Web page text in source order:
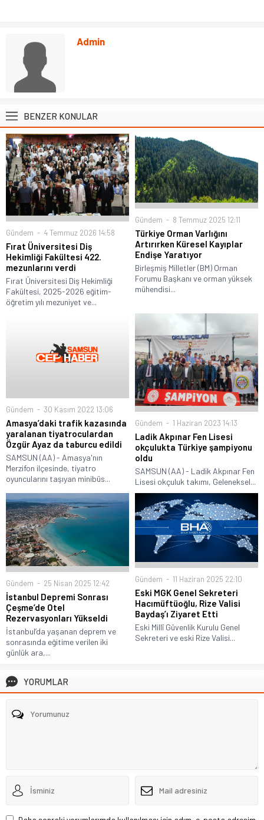
Admin
BENZER KONULAR
Gündem 4 Temmuz 2026 14:58
Fırat Üniversitesi Diş
Hekimliği Fakültesi 422.
mezunlarını verdi
Fırat Üniversitesi Diş Hekimliği
Fakültesi, 2025-2026 eğitim-
öğretim yılı mezuniyet ve...
Gündem 8 Temmuz 2025 12:11
Türkiye Orman Varlığını
Artırırken Küresel Kayıplar
Endişe Yaratıyor
Birleşmiş Milletler (BM) Orman
Forumu Başkanı ve orman yüksek
mühendisi...
Gündem 30 Kasım 2022 13:06
Amasya’daki trafik kazasında
yaralanan tiyatroculardan
Özgür Ayaz da taburcu edildi
SAMSUN (AA) - Amasya'nın
Merzifon ilçesinde, tiyatro
oyuncularını taşıyan minibüs...
Gündem 1 Haziran 2023 14:13
Ladik Akpınar Fen Lisesi
okçulukta Türkiye şampiyonu
oldu
SAMSUN (AA) - Ladik Akpınar Fen
Lisesi okçuluk takımı, Geleneksel...
Gündem 25 Nisan 2025 12:42
İstanbul Depremi Sonrası
Çeşme’de Otel
Rezervasyonları Yükseldi
İstanbul’da yaşanan deprem ve
sonrasında eğitime verilen iki
günlük ara,...
Gündem 11 Haziran 2025 22:10
Eski MGK Genel Sekreteri
Hacımüftüoğlu, Rize Valisi
Baydaş’ı Ziyaret Etti
Eski Millî Güvenlik Kurulu Genel
Sekreteri ve eski Rize Valisi...
YORUMLAR